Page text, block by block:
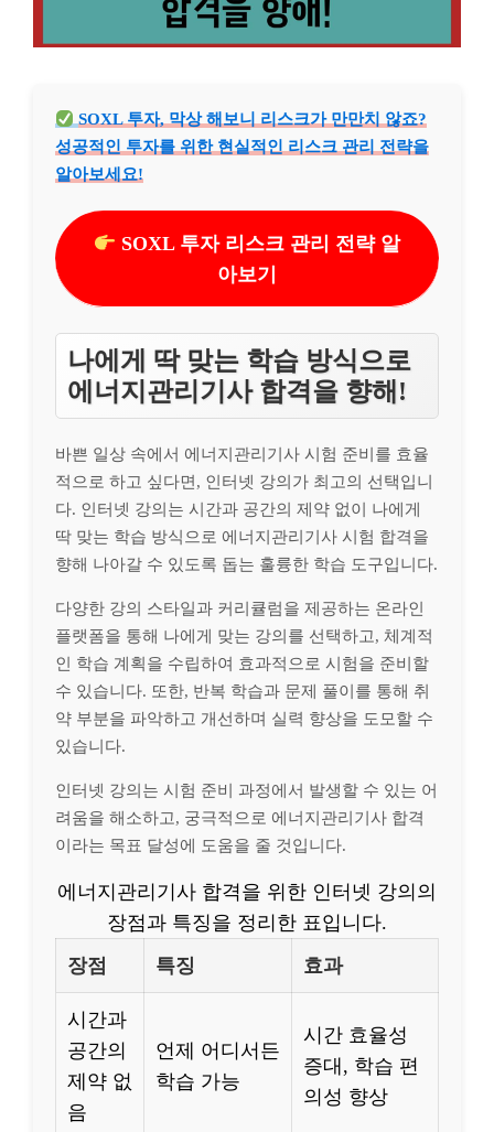
SOXL 투자, 막상 해보니 리스크가 만만치 않죠?
성공적인 투자를 위한 현실적인 리스크 관리 전략을
알아보세요!
SOXL 투자 리스크 관리 전략 알
아보기
나에게 딱 맞는 학습 방식으로
에너지관리기사 합격을 향해!
바쁜 일상 속에서 에너지관리기사 시험 준비를 효율
적으로 하고 싶다면, 인터넷 강의가 최고의 선택입니
다. 인터넷 강의는 시간과 공간의 제약 없이 나에게
딱 맞는 학습 방식으로 에너지관리기사 시험 합격을
향해 나아갈 수 있도록 돕는 훌륭한 학습 도구입니다.
다양한 강의 스타일과 커리큘럼을 제공하는 온라인
플랫폼을 통해 나에게 맞는 강의를 선택하고, 체계적
인 학습 계획을 수립하여 효과적으로 시험을 준비할
수 있습니다. 또한, 반복 학습과 문제 풀이를 통해 취
약 부분을 파악하고 개선하며 실력 향상을 도모할 수
있습니다.
인터넷 강의는 시험 준비 과정에서 발생할 수 있는 어
려움을 해소하고, 궁극적으로 에너지관리기사 합격
이라는 목표 달성에 도움을 줄 것입니다.
에너지관리기사 합격을 위한 인터넷 강의의
장점과 특징을 정리한 표입니다.
장점
특징 효과
시간과
공간의
제약 없
음
언제 어디서든
학습 가능
시간 효율성
증대, 학습 편
의성 향상